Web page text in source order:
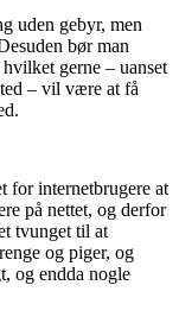
uden gebyr, men
bør man
gerne – uanset
– vil være at få
for internetbrugere at
på nettet, og derfor
tvunget til at
og piger, og
og endda nogle